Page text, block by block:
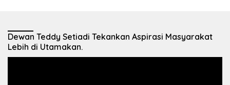
Dewan Teddy Setiadi Tekankan Aspirasi Masyarakat
Lebih di Utamakan.